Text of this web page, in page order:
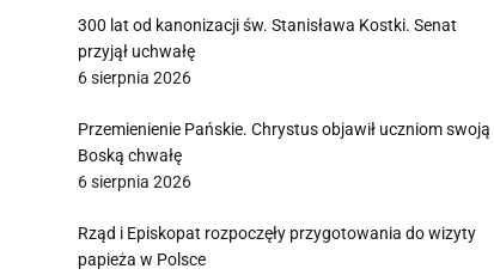
300 lat od kanonizacji św. Stanisława Kostki. Senat
przyjął uchwałę
6 sierpnia 2026
Przemienienie Pańskie. Chrystus objawił uczniom swoją
Boską chwałę
6 sierpnia 2026
Rząd i Episkopat rozpoczęły przygotowania do wizyty
papieża w Polsce